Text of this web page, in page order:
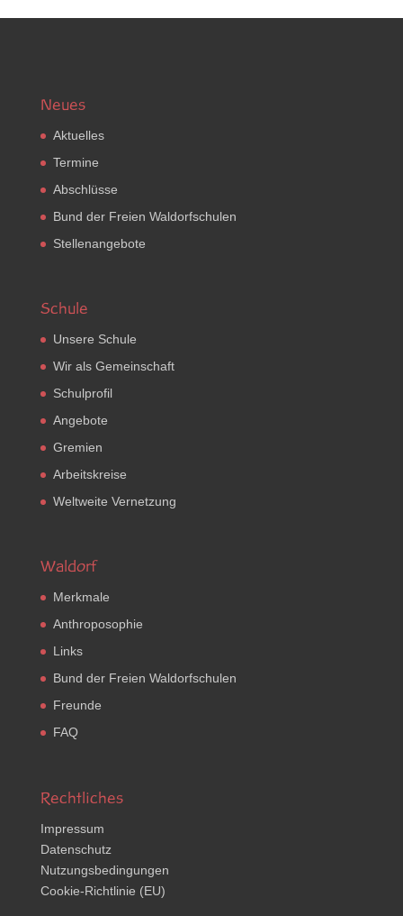
Neues
Aktuelles
Termine
Abschlüsse
Bund der Freien Waldorfschulen
Stellenangebote
Schule
Unsere Schule
Wir als Gemeinschaft
Schulprofil
Angebote
Gremien
Arbeitskreise
Weltweite Vernetzung
Waldorf
Merkmale
Anthroposophie
Links
Bund der Freien Waldorfschulen
Freunde
FAQ
Rechtliches
Impressum
Datenschutz
Nutzungsbedingungen
Cookie-Richtlinie (EU)